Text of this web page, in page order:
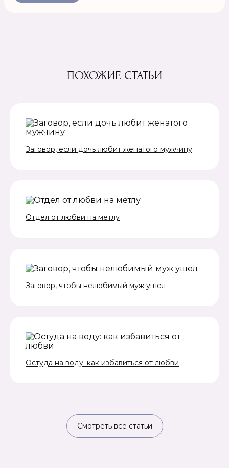
ПОХОЖИЕ СТАТЬИ
Заговор, если дочь любит женатого мужчину
Отдел от любви на метлу
Заговор, чтобы нелюбимый муж ушел
Остуда на воду: как избавиться от любви
Смотреть все статьи